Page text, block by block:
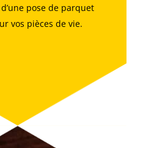
pose de parquet
vos pièces de vie.